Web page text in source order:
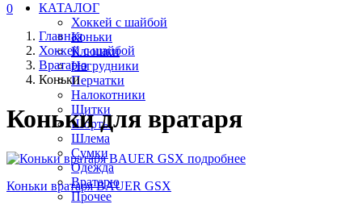
КАТАЛОГ
Хоккей с шайбой
Коньки
Клюшки
Нагрудники
Перчатки
Налокотники
Щитки
Шорты
Шлема
Сумки
Одежда
Вратарю
Прочее
0
Главная
Хоккей с шайбой
Вратарю
Коньки
Коньки для вратаря
подробнее
Коньки вратаря BAUER GSX